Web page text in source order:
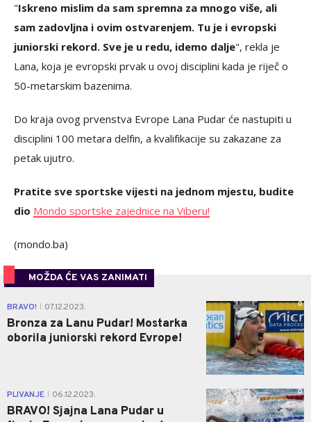
"Iskreno mislim da sam spremna za mnogo više, ali
sam zadovljna i ovim ostvarenjem. Tu je i evropski
juniorski rekord. Sve je u redu, idemo dalje", rekla je
Lana, koja je evropski prvak u ovoj disciplini kada je riječ o
50-metarskim bazenima.
Do kraja ovog prvenstva Evrope Lana Pudar će nastupiti u
disciplini 100 metara delfin, a kvalifikacije su zakazane za
petak ujutro.
Pratite sve sportske vijesti na jednom mjestu, budite
dio Mondo sportske zajednice na Viberu!
(mondo.ba)
MOŽDA ĆE VAS ZANIMATI
BRAVO! 07.12.2023.
Bronza za Lanu Pudar! Mostarka
oborila juniorski rekord Evrope!
0
PLIVANJE 06.12.2023.
BRAVO! Sjajna Lana Pudar u
0